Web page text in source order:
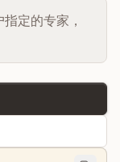
定的专家，